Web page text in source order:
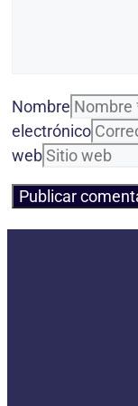
Nombre
electrónico
web